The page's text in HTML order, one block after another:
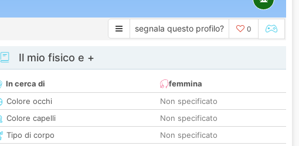
segnala questo profilo? 0
Il mio fisico e +
In cerca di
femmina
Colore occhi
Non specificato
Colore capelli
Non specificato
Tipo di corpo
Non specificato